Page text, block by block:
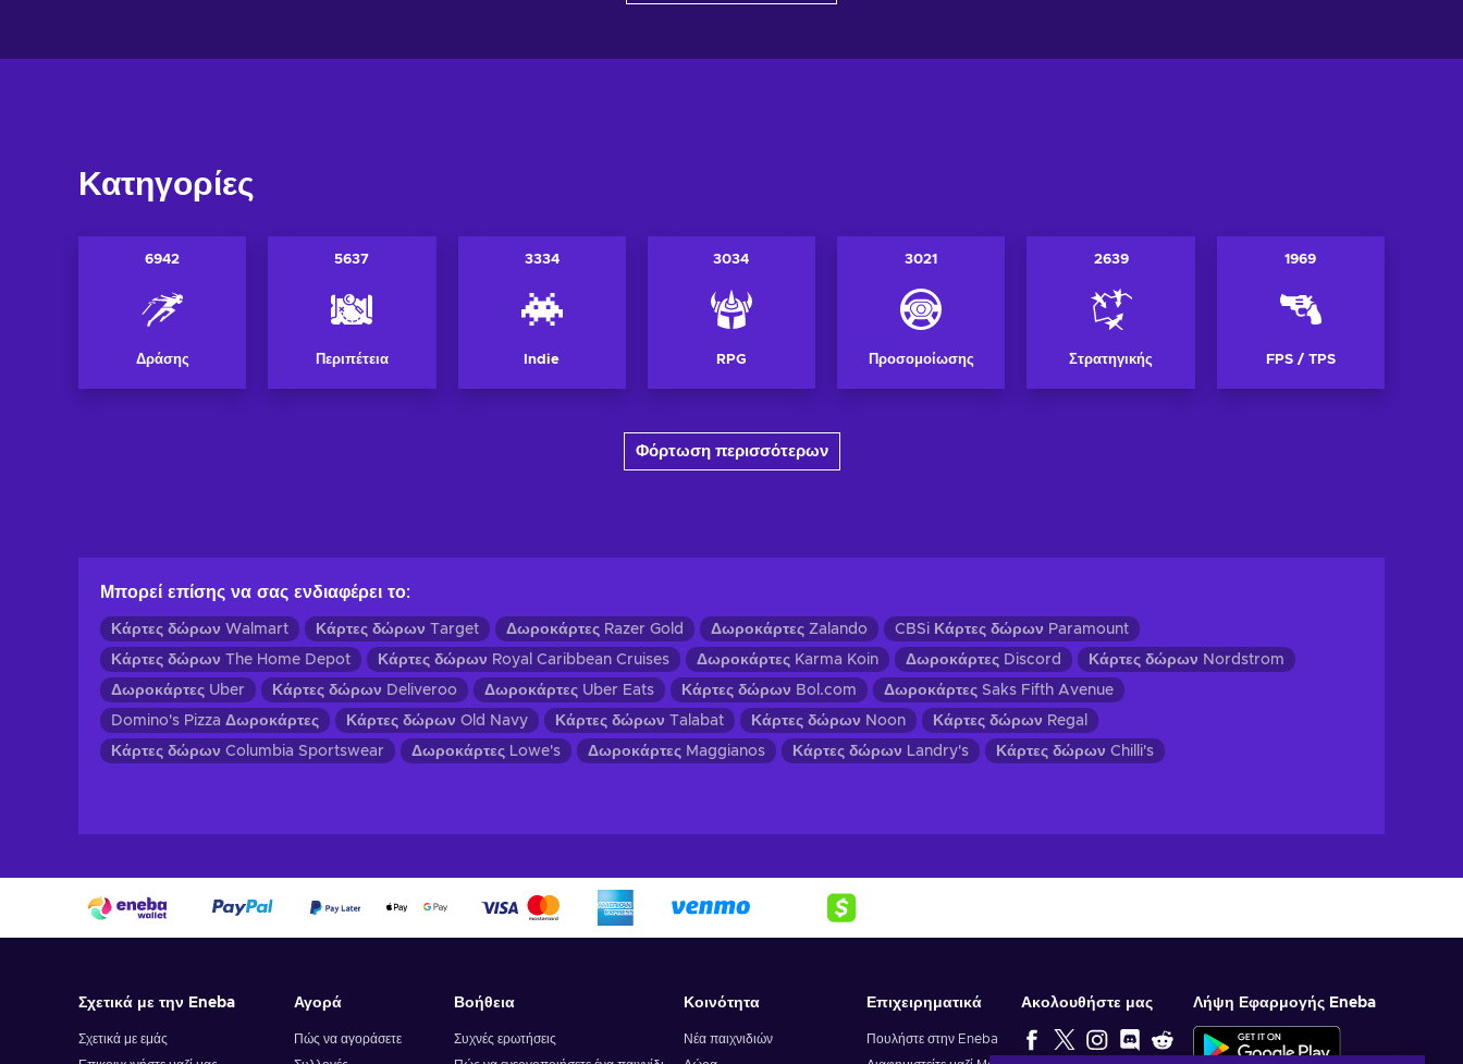
Κατηγορίες
6942
Δράσης
5637
Περιπέτεια
3334
Indie
3034
RPG
3021
Προσομοίωσης
2639
Στρατηγικής
1969
FPS / TPS
Φόρτωση περισσότερων
Μπορεί επίσης να σας ενδιαφέρει το:
Κάρτες δώρων Walmart Κάρτες δώρων Target Δωροκάρτες Razer Gold Δωροκάρτες Zalando
CBSi Κάρτες δώρων Paramount
Κάρτες δώρων The Home Depot
Κάρτες δώρων Royal Caribbean Cruises Δωροκάρτες Karma Koin Δωροκάρτες Discord
Κάρτες δώρων Nordstrom
Δωροκάρτες Uber
Κάρτες δώρων Deliveroo Δωροκάρτες Uber Eats Κάρτες δώρων Bol.com
Δωροκάρτες Saks Fifth Avenue
Domino's Pizza Δωροκάρτες
Κάρτες δώρων Old Navy Κάρτες δώρων Talabat Κάρτες δώρων Noon
Κάρτες δώρων Regal
Κάρτες δώρων Columbia Sportswear
Δωροκάρτες Lowe's Δωροκάρτες Maggianos Κάρτες δώρων Landry's Κάρτες δώρων Chilli's
Σχετικά με την Eneba
Σχετικά με εμάς
Αγορά
Πώς να αγοράσετε
Βοήθεια
Συχνές ερωτήσεις
Κοινότητα
Νέα παιχνιδιών
Επιχειρηματικά
Πουλήστε στην Eneba
Ακολουθήστε μας Λήψη Εφαρμογής Eneba